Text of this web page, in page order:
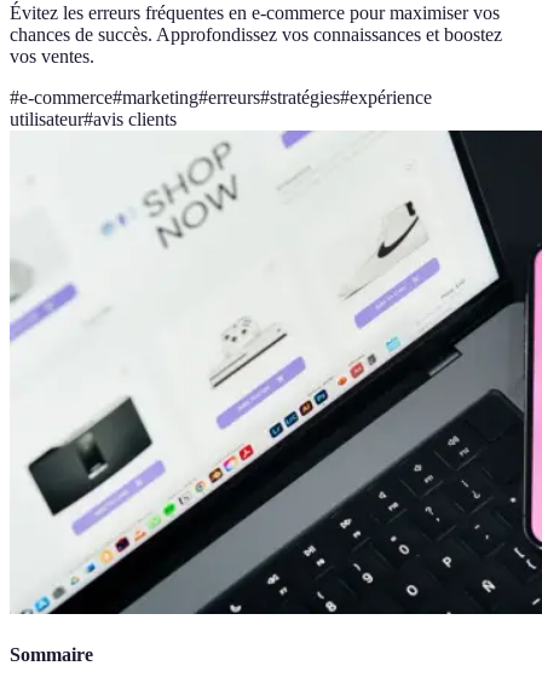
Évitez les erreurs fréquentes en e-commerce pour maximiser vos
chances de succès. Approfondissez vos connaissances et boostez
vos ventes.
#e-commerce#marketing#erreurs#stratégies#expérience
utilisateur#avis clients
Sommaire